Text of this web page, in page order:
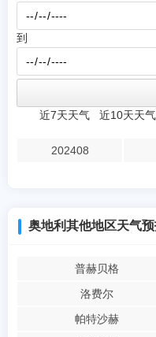
到
近7天天气 近10天天气
202408
奥地利其他地区天气
普赫贝格
洛费尔
帕特沙赫